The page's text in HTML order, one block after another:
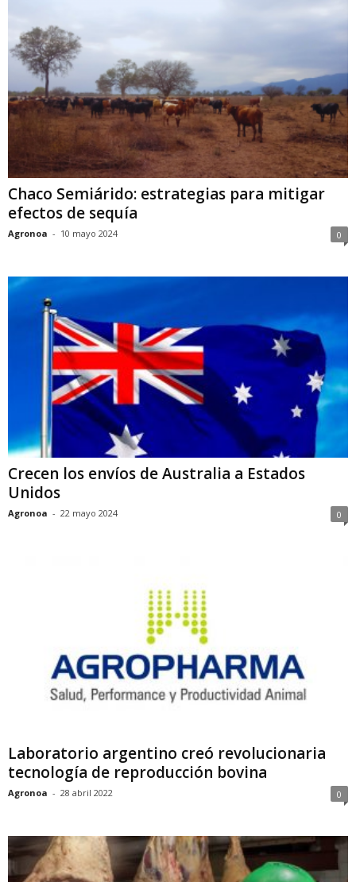
Chaco Semiárido: estrategias para mitigar
efectos de sequía
Agronoa - 10 mayo 2024 0
Crecen los envíos de Australia a Estados
Unidos
Agronoa - 22 mayo 2024 0
Laboratorio argentino creó revolucionaria
tecnología de reproducción bovina
Agronoa - 28 abril 2022 0